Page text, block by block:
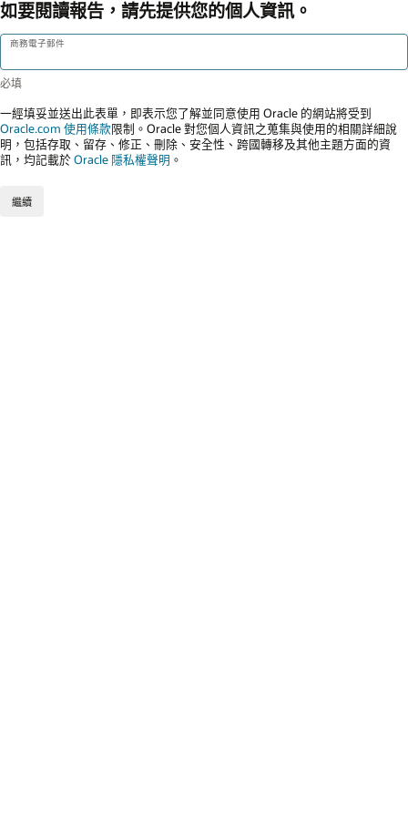
如要閱讀報告，請先提供您的個人資訊。
商務電子郵件
一經填妥並送出此表單，即表示您了解並同意使用 Oracle 的網站將受到
Oracle.com 使用條款限制。Oracle 對您個人資訊之蒐集與使用的相關詳細說
明，包括存取、留存、修正、刪除、安全性、跨國轉移及其他主題方面的資
訊，均記載於Oracle 隱私權聲明 。
繼續